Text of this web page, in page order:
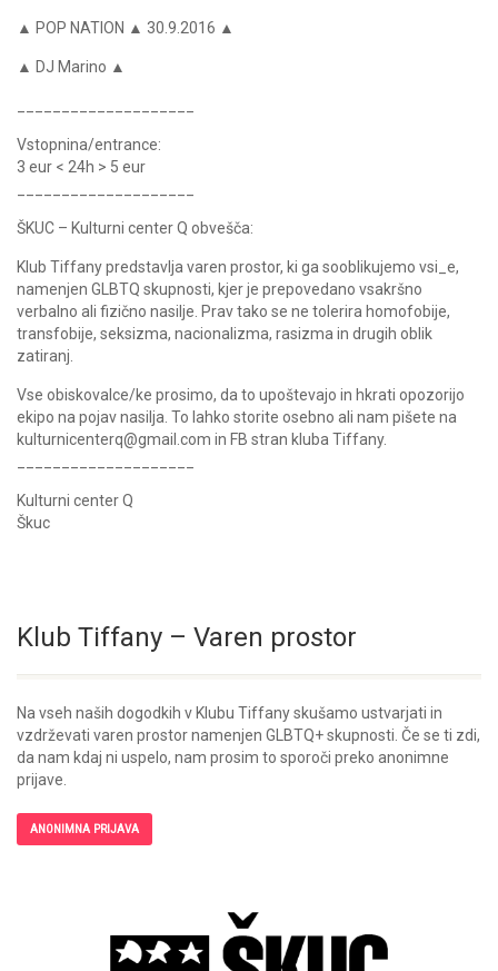
▲ POP NATION ▲ 30.9.2016 ▲
▲ DJ Marino ▲
Vstopnina/entrance:
3 eur < 24h > 5 eur
ŠKUC – Kulturni center Q obvešča:
Klub Tiffany predstavlja varen prostor, ki ga sooblikujemo vsi_e,
namenjen GLBTQ skupnosti, kjer je prepovedano vsakršno
verbalno ali fizično nasilje. Prav tako se ne tolerira homofobije,
transfobije, seksizma, nacionalizma, rasizma in drugih oblik
zatiranj.
Vse obiskovalce/ke prosimo, da to upoštevajo in hkrati opozorijo
ekipo na pojav nasilja. To lahko storite osebno ali nam pišete na
kulturnicenterq@gmail.com in FB stran kluba Tiffany.
Kulturni center Q
Škuc
Klub Tiffany – Varen prostor
Na vseh naših dogodkih v Klubu Tiffany skušamo ustvarjati in
vzdrževati varen prostor namenjen GLBTQ+ skupnosti. Če se ti zdi,
da nam kdaj ni uspelo, nam prosim to sporoči preko anonimne
prijave.
ANONIMNA PRIJAVA